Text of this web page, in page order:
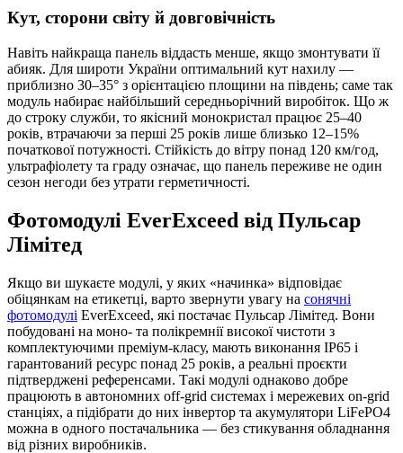
Кут, сторони світу й довговічність
Навіть найкраща панель віддасть менше, якщо змонтувати її
абияк. Для широти України оптимальний кут нахилу —
приблизно 30–35° з орієнтацією площини на південь; саме так
модуль набирає найбільший середньорічний виробіток. Що ж
до строку служби, то якісний монокристал працює 25–40
років, втрачаючи за перші 25 років лише близько 12–15%
початкової потужності. Стійкість до вітру понад 120 км/год,
ультрафіолету та граду означає, що панель переживе не один
сезон негоди без утрати герметичності.
Фотомодулі EverExceed від Пульсар
Лімітед
Якщо ви шукаєте модулі, у яких «начинка» відповідає
обіцянкам на етикетці, варто звернути увагу на сонячні
фотомодулі EverExceed, які постачає Пульсар Лімітед. Вони
побудовані на моно- та полікремнії високої чистоти з
комплектуючими преміум-класу, мають виконання IP65 і
гарантований ресурс понад 25 років, а реальні проєкти
підтверджені референсами. Такі модулі однаково добре
працюють в автономних off-grid системах і мережевих on-grid
станціях, а підібрати до них інвертор та акумулятори LiFePO4
можна в одного постачальника — без стикування обладнання
від різних виробників.